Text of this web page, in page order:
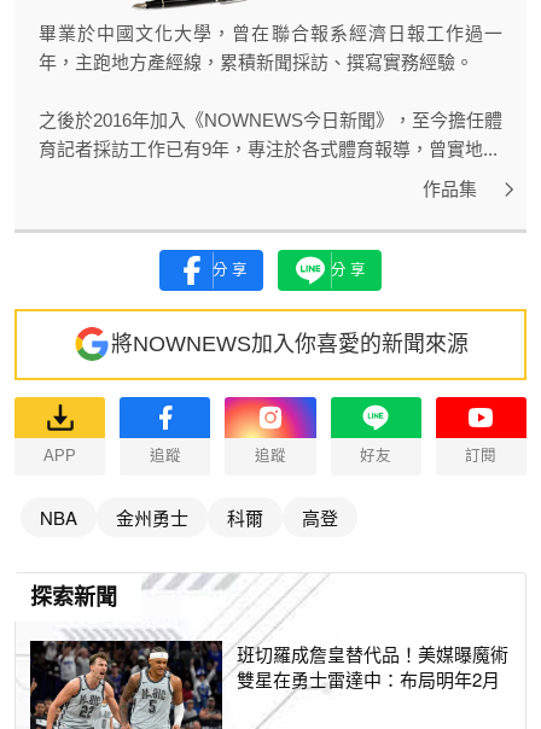
畢業於中國文化大學，曾在聯合報系經濟日報工作過一
年，主跑地方產經線，累積新聞採訪、撰寫實務經驗。
之後於2016年加入《NOWNEWS今日新聞》，至今擔任體
育記者採訪工作已有9年，專注於各式體育報導，曾實地...
作品集
分享 分享
將NOWNEWS加入你喜愛的新聞來源
APP 追蹤 追蹤 好友 訂閱
NBA 金州勇士 科爾 高登
探索新聞
班切羅成詹皇替代品！美媒曝魔術
雙星在勇士雷達中：布局明年2月